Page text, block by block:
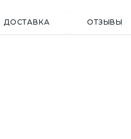
ДОСТАВКА ОТЗЫВЫ